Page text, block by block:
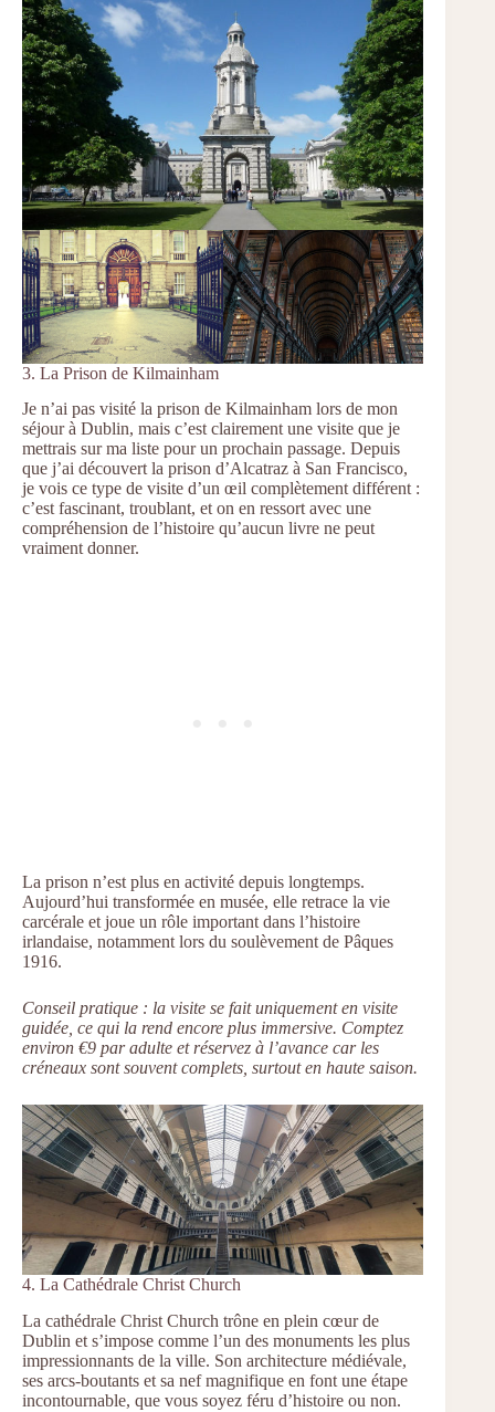
3. La Prison de Kilmainham
Je n’ai pas visité la prison de Kilmainham lors de mon
séjour à Dublin, mais c’est clairement une visite que je
mettrais sur ma liste pour un prochain passage. Depuis
que j’ai découvert la prison d’Alcatraz à San Francisco,
je vois ce type de visite d’un œil complètement différent :
c’est fascinant, troublant, et on en ressort avec une
compréhension de l’histoire qu’aucun livre ne peut
vraiment donner.
La prison n’est plus en activité depuis longtemps.
Aujourd’hui transformée en musée, elle retrace la vie
carcérale et joue un rôle important dans l’histoire
irlandaise, notamment lors du soulèvement de Pâques
1916.
Conseil pratique : la visite se fait uniquement en visite
guidée, ce qui la rend encore plus immersive. Comptez
environ €9 par adulte et réservez à l’avance car les
créneaux sont souvent complets, surtout en haute saison.
4. La Cathédrale Christ Church
La cathédrale Christ Church trône en plein cœur de
Dublin et s’impose comme l’un des monuments les plus
impressionnants de la ville. Son architecture médiévale,
ses arcs-boutants et sa nef magnifique en font une étape
incontournable, que vous soyez féru d’histoire ou non.